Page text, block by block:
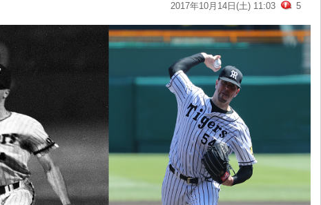
2017年10月14日(土) 11:03 5